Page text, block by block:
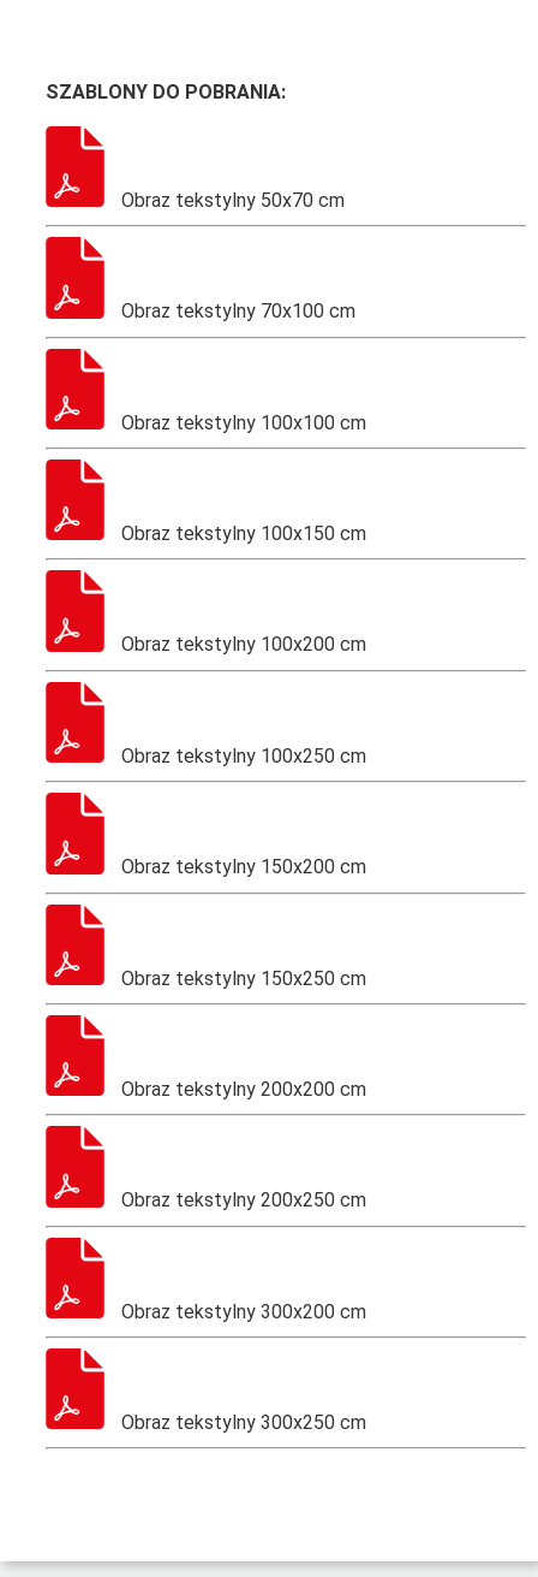
SZABLONY DO POBRANIA:
Obraz tekstylny 50x70 cm
Obraz tekstylny 70x100 cm
Obraz tekstylny 100x100 cm
Obraz tekstylny 100x150 cm
Obraz tekstylny 100x200 cm
Obraz tekstylny 100x250 cm
Obraz tekstylny 150x200 cm
Obraz tekstylny 150x250 cm
Obraz tekstylny 200x200 cm
Obraz tekstylny 200x250 cm
Obraz tekstylny 300x200 cm
Obraz tekstylny 300x250 cm